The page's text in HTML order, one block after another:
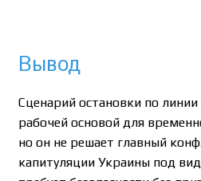
Вывод
Сценарий остановки по
рабочей основой для
но он не решает главный
капитуляции Украины под